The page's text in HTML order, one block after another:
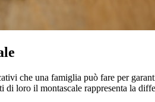
che una famiglia può fare per
loro il montascale rappresenta la